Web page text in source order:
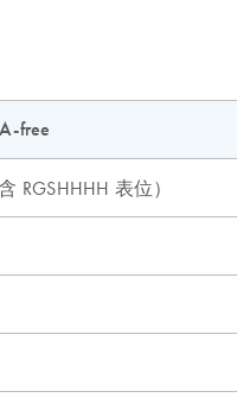
free
RGSHHHH 表位）